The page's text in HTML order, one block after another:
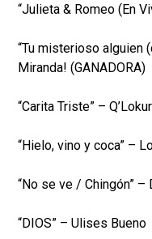
“Julieta & Romeo (En
“Tu misterioso alguien
Miranda! (GANADORA)
“Carita Triste” –
“Hielo, vino y coca” –
“No se ve / Chingón” –
“DIOS” – Ulises Bueno